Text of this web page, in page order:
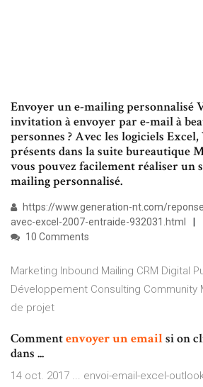
Envoyer un e-mailing personnalisé
invitation à envoyer par e-mail à
personnes ? Avec les logiciels
présents dans la suite bureautique
vous pouvez facilement réaliser un
mailing personnalisé.
https://www.generation-nt.com/
avec-excel-2007-entraide-932031.html
10 Comments
Marketing Inbound Mailing CRM Digital
Développement Consulting Community
de projet
Commentenvoyerunemailsi on
dans ...
14 oct. 2017 ... envoi-email-excel-